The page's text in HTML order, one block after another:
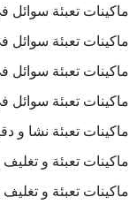
ماكينات تعبئة
ماكينات تعبئة
ماكينات تعبئة
ماكينات تعبئة
ماكينات تعبئة نشا و
ماكينات تعبئة و
ماكينات تعبئة و